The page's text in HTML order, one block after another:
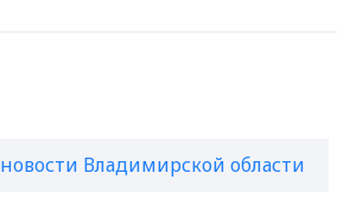
новости Владимирской области